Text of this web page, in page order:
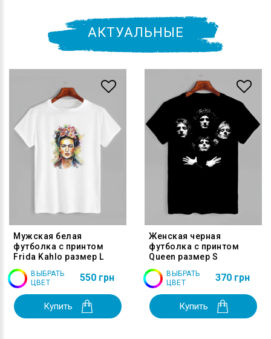
АКТУАЛЬНЫЕ
Мужская белая
футболка с принтом
Frida Kahlo размер L
ВЫБРАТЬ
ЦВЕТ
550 грн
Купить
Женская черная
футболка с принтом
Queen размер S
ВЫБРАТЬ
ЦВЕТ
370 грн
Купить